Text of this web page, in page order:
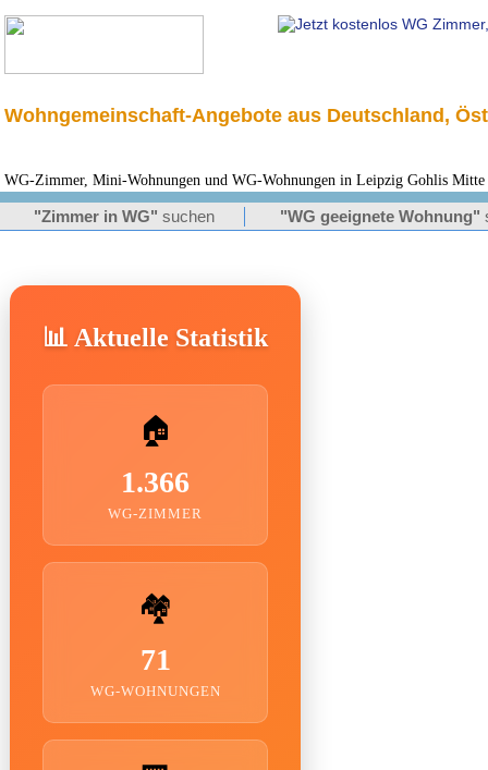
Wohngemeinschaft-Angebote aus Deutschland,
WG-Zimmer, Mini-Wohnungen und WG-Wohnungen in Leipzig Gohlis Mitte
"Zimmer in WG" suchen "WG geeignete Wohnung"
📊 Aktuelle Statistik
🏠
1.366
WG-ZIMMER
🏘️
71
WG-WOHNUNGEN